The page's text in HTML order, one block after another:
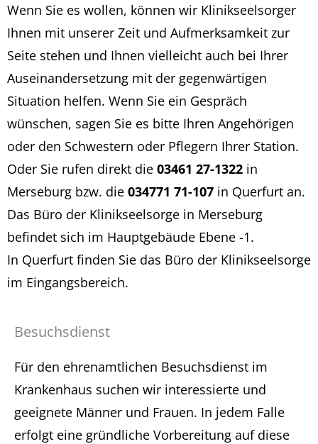
Wenn Sie es wollen, können wir Klinikseelsorger
Ihnen mit unserer Zeit und Aufmerksamkeit zur
Seite stehen und Ihnen vielleicht auch bei Ihrer
Auseinandersetzung mit der gegenwärtigen
Situation helfen. Wenn Sie ein Gespräch
wünschen, sagen Sie es bitte Ihren Angehörigen
oder den Schwestern oder Pflegern Ihrer Station.
Oder Sie rufen direkt die 03461 27-1322 in
Merseburg bzw. die 034771 71-107 in Querfurt an.
Das Büro der Klinikseelsorge in Merseburg
befindet sich im Hauptgebäude Ebene -1.
In Querfurt finden Sie das Büro der Klinikseelsorge
im Eingangsbereich.
Besuchsdienst
Für den ehrenamtlichen Besuchsdienst im
Krankenhaus suchen wir interessierte und
geeignete Männer und Frauen. In jedem Falle
erfolgt eine gründliche Vorbereitung auf diese